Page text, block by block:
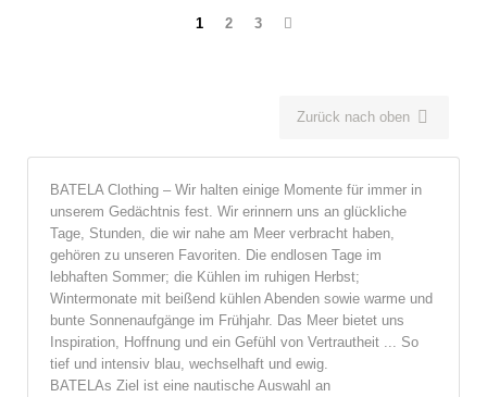
1 2 3
Zurück nach oben 
BATELA Clothing – Wir halten einige Momente für immer in
unserem Gedächtnis fest. Wir erinnern uns an glückliche
Tage, Stunden, die wir nahe am Meer verbracht haben,
gehören zu unseren Favoriten. Die endlosen Tage im
lebhaften Sommer; die Kühlen im ruhigen Herbst;
Wintermonate mit beißend kühlen Abenden sowie warme und
bunte Sonnenaufgänge im Frühjahr. Das Meer bietet uns
Inspiration, Hoffnung und ein Gefühl von Vertrautheit ... So
tief und intensiv blau, wechselhaft und ewig.
BATELAs Ziel ist eine nautische Auswahl an